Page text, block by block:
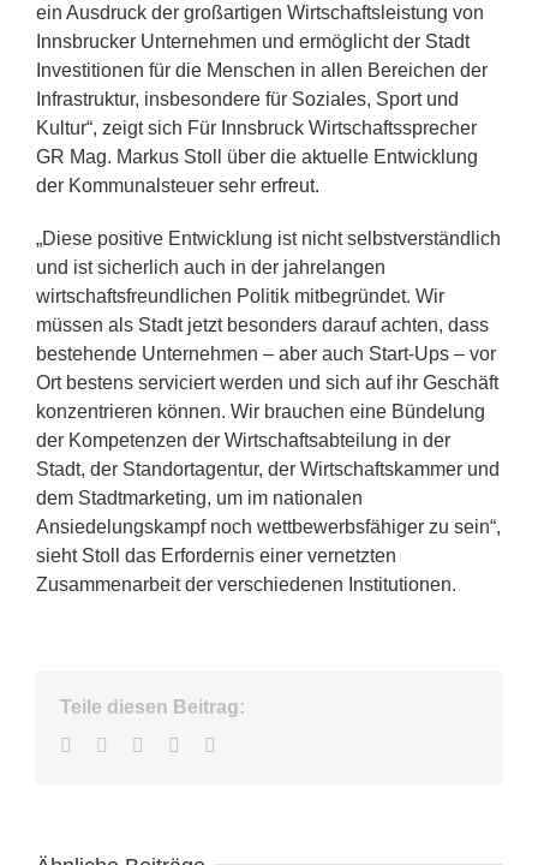
ein Ausdruck der großartigen Wirtschaftsleistung von
Innsbrucker Unternehmen und ermöglicht der Stadt
Investitionen für die Menschen in allen Bereichen der
Infrastruktur, insbesondere für Soziales, Sport und
Kultur“, zeigt sich Für Innsbruck Wirtschaftssprecher
GR Mag. Markus Stoll über die aktuelle Entwicklung
der Kommunalsteuer sehr erfreut.
„Diese positive Entwicklung ist nicht selbstverständlich
und ist sicherlich auch in der jahrelangen
wirtschaftsfreundlichen Politik mitbegründet. Wir
müssen als Stadt jetzt besonders darauf achten, dass
bestehende Unternehmen – aber auch Start-Ups – vor
Ort bestens serviciert werden und sich auf ihr Geschäft
konzentrieren können. Wir brauchen eine Bündelung
der Kompetenzen der Wirtschaftsabteilung in der
Stadt, der Standortagentur, der Wirtschaftskammer und
dem Stadtmarketing, um im nationalen
Ansiedelungskampf noch wettbewerbsfähiger zu sein“,
sieht Stoll das Erfordernis einer vernetzten
Zusammenarbeit der verschiedenen Institutionen.
Teile diesen Beitrag:
Facebook
TwitterLinkedInWhatsApp